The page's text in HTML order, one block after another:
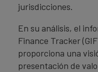
jurisdicciones.
En su análisis, el
Finance Tracker
proporciona una
presentación de